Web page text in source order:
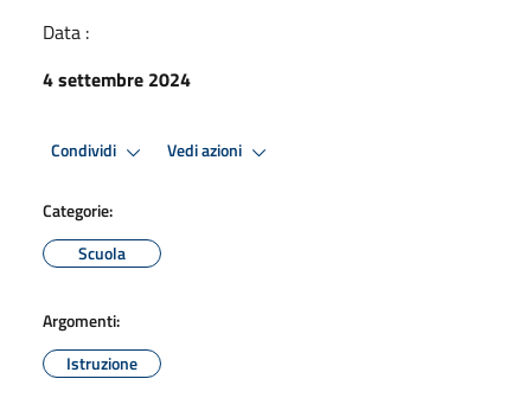
Data :
4 settembre 2024
Condividi Vedi azioni
Categorie:
Scuola
Argomenti:
Istruzione